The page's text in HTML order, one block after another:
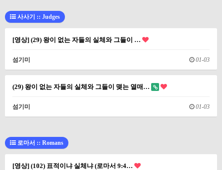
사사기 :: Judges
[영상] (29) 왕이 없는 자들의 실체와 그들이 …
섬기미 01-03
(29) 왕이 없는 자들의 실체와 그들이 맺는 열매…
섬기미 01-03
로마서 :: Romans
[영상] (102) 표적이냐 실체냐 (로마서 9:4…